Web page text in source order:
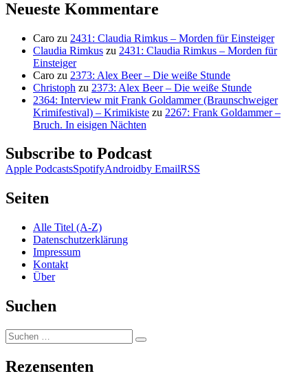
Neueste Kommentare
Caro zu 2431: Claudia Rimkus – Morden für Einsteiger
Claudia Rimkus zu 2431: Claudia Rimkus – Morden für
Einsteiger
Caro zu 2373: Alex Beer – Die weiße Stunde
Christoph zu 2373: Alex Beer – Die weiße Stunde
2364: Interview mit Frank Goldammer (Braunschweiger
Krimifestival) – Krimikiste zu 2267: Frank Goldammer –
Bruch. In eisigen Nächten
Subscribe to Podcast
Apple PodcastsSpotifyAndroidby EmailRSS
Seiten
Alle Titel (A-Z)
Datenschutzerklärung
Impressum
Kontakt
Über
Suchen
Suchen
nach:
Suchen
Rezensenten